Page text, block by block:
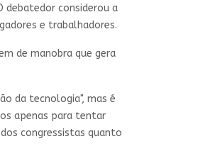
debatedor considerou a
e trabalhadores.
de manobra que gera
da tecnologia", mas é
apenas para tentar
congressistas quanto